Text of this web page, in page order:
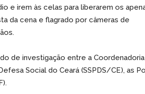
e irem às celas para liberarem os
da cena e flagrado por câmeras de
de investigação entre a
Social do Ceará (SSPDS/CE), as